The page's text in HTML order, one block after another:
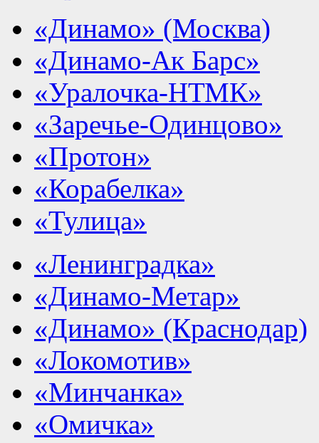
«Динамо» (Москва)
«Динамо-Ак Барс»
«Уралочка-НТМК»
«Заречье-Одинцово»
«Протон»
«Корабелка»
«Тулица»
«Ленинградка»
«Динамо-Метар»
«Динамо» (Краснодар)
«Локомотив»
«Минчанка»
«Омичка»